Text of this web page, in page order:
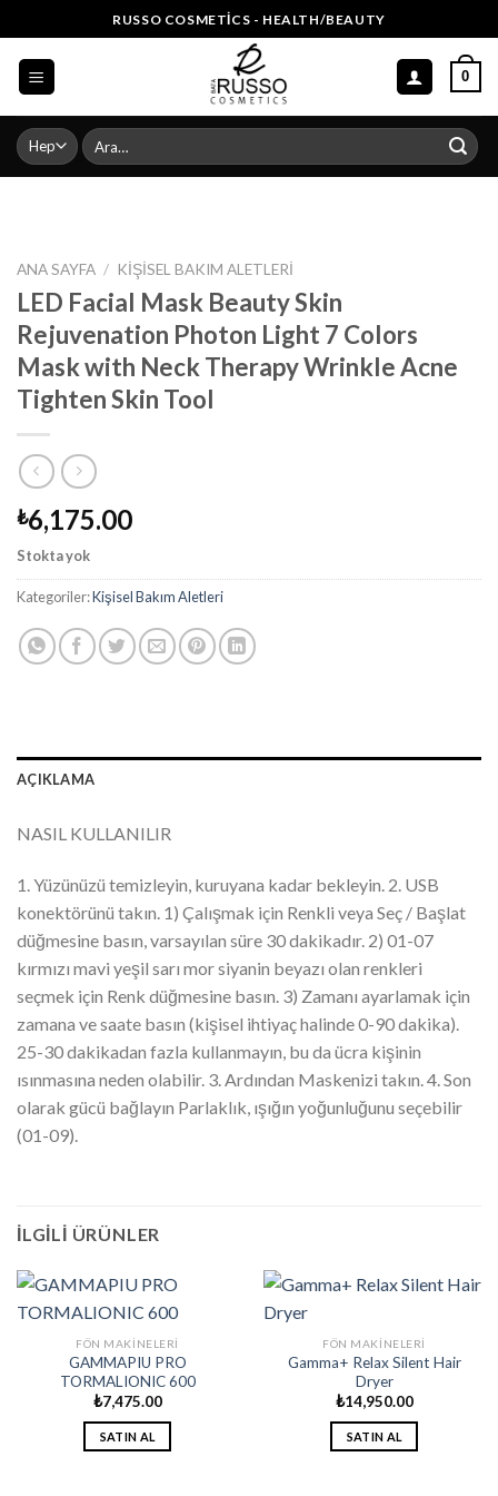
to
content
RUSSO COSMETICS - HEALTH/BEAUTY
0
Ara:
ANA SAYFA / KIŞISEL BAKIM ALETLERI
LED Facial Mask Beauty Skin
Rejuvenation Photon Light 7 Colors
Mask with Neck Therapy Wrinkle Acne
Tighten Skin Tool
₺6,175.00
Stokta yok
Kategoriler:Kişisel Bakım Aletleri
AÇIKLAMA
NASIL KULLANILIR
1. Yüzünüzü temizleyin, kuruyana kadar bekleyin. 2. USB
konektörünü takın. 1) Çalışmak için Renkli veya Seç / Başlat
düğmesine basın, varsayılan süre 30 dakikadır. 2) 01-07
kırmızı mavi yeşil sarı mor siyanin beyazı olan renkleri
seçmek için Renk düğmesine basın. 3) Zamanı ayarlamak için
zamana ve saate basın (kişisel ihtiyaç halinde 0-90 dakika).
25-30 dakikadan fazla kullanmayın, bu da ücra kişinin
ısınmasına neden olabilir. 3. Ardından Maskenizi takın. 4. Son
olarak gücü bağlayın Parlaklık, ışığın yoğunluğunu seçebilir
(01-09).
İLGILI ÜRÜNLER
FÖN MAKINELERI
GAMMAPIU PRO
TORMALIONIC 600
₺7,475.00
SATIN AL
FÖN MAKINELERI
Gamma+ Relax Silent Hair
Dryer
₺14,950.00
SATIN AL